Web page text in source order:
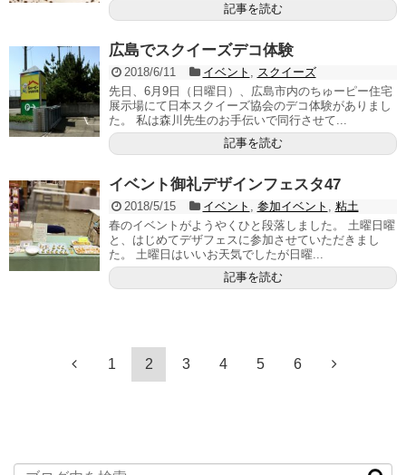
記事を読む
広島でスクイーズデコ体験
2018/6/11 イベント
スクイーズ
先日、6月9日（日曜日）、広島市内のちゅーピー住宅
展示場にて日本スクイーズ協会のデコ体験がありまし
た。 私は森川先生のお手伝いで同行させて...
記事を読む
イベント御礼デザインフェスタ47
2018/5/15 イベント 参加イベント
粘土
春のイベントがようやくひと段落しました。 土曜日曜
と、はじめてデザフェスに参加させていただきまし
た。 土曜日はいいお天気でしたが日曜...
記事を読む
1 2 3 4 5 6